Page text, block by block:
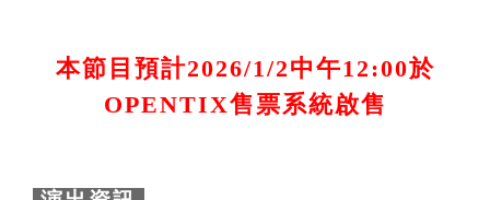
本節目預計2026/1/2中午12:00於
OPENTIX售票系統啟售